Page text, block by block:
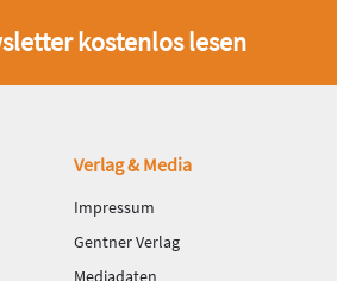
kostenlos lesen
Verlag & Media
Impressum
Gentner Verlag